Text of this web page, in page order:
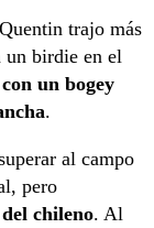
trajo más
un birdie en el
un bogey
.
al campo
pero
chileno. Al